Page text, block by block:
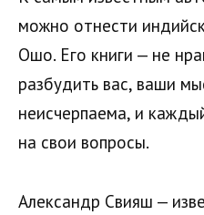
можно отнести
Ошо. Его книги — не
разбудить вас, ваши
неисчерпаема, и
на свои вопросы.
Александр Свияш —